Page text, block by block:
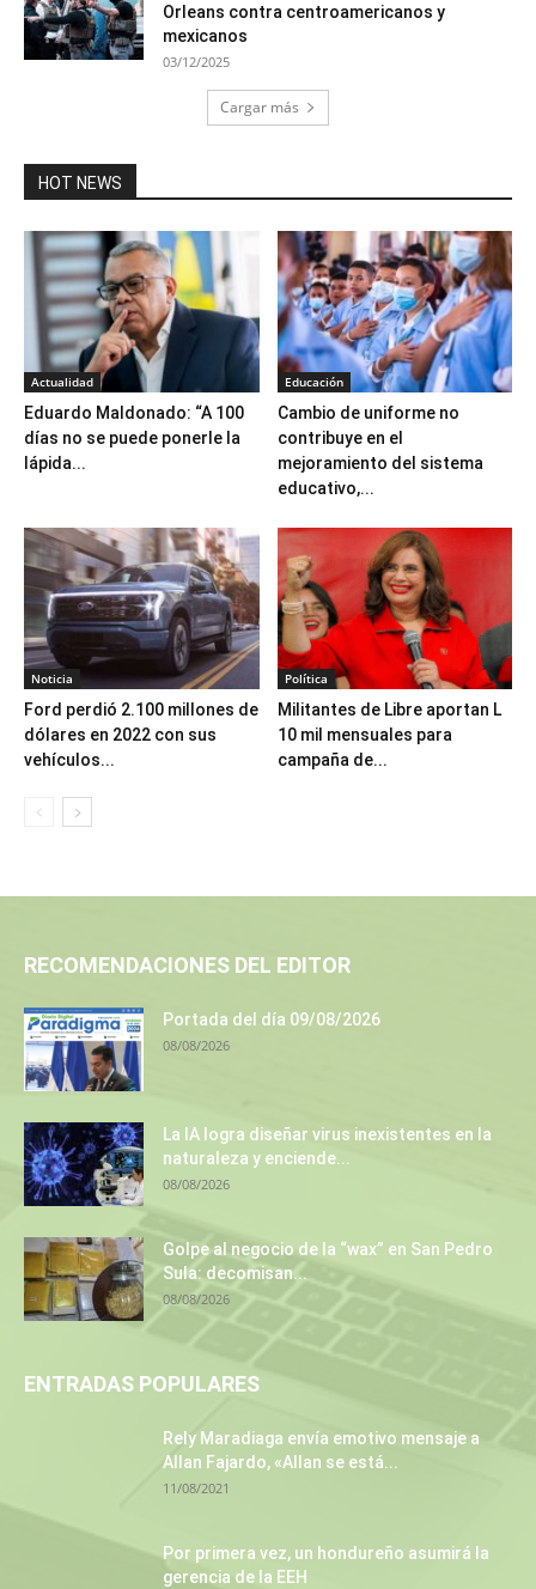
Orleans contra centroamericanos y
mexicanos
03/12/2025
Cargar más
HOT NEWS
Actualidad
Eduardo Maldonado: “A 100
días no se puede ponerle la
lápida...
Educación
Cambio de uniforme no
contribuye en el
mejoramiento del sistema
educativo,...
Noticia
Ford perdió 2.100 millones de
dólares en 2022 con sus
vehículos...
Política
Militantes de Libre aportan L
10 mil mensuales para
campaña de...
RECOMENDACIONES DEL EDITOR
Portada del día 09/08/2026
08/08/2026
La IA logra diseñar virus inexistentes en la
naturaleza y enciende...
08/08/2026
Golpe al negocio de la “wax” en San Pedro
Sula: decomisan...
08/08/2026
ENTRADAS POPULARES
Rely Maradiaga envía emotivo mensaje a
Allan Fajardo, «Allan se está...
11/08/2021
Por primera vez, un hondureño asumirá la
gerencia de la EEH